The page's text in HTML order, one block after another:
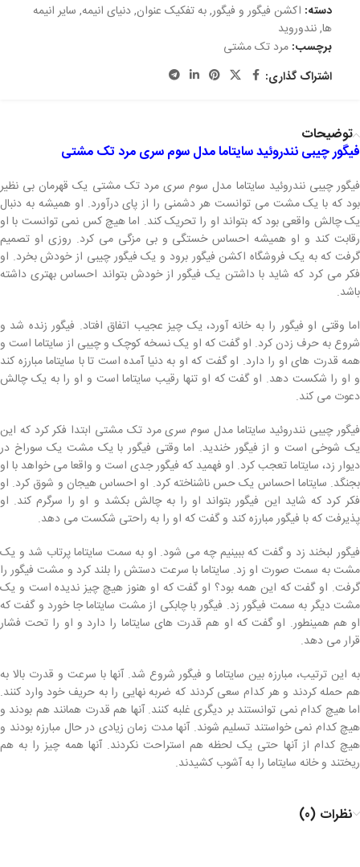
دسته: اکشن فیگور و فیگور,به تفکیک عنوان,دنیای انیمه, سایر انیمه
ها,نندوروید
برچسب: مرد تک مشتی
اشتراک گذاری:
توضیحات
فیگور چیبی نندروئید سایتاما مدل سوم سری مرد تک مشتی
فیگور چیبی نندروئید سایتاما مدل سوم سری مرد تک مشتی یک قهرمان بی نظیر
بود که با یک مشت می توانست هر دشمنی را از پای درآورد. او همیشه به دنبال
یک چالش واقعی بود که بتواند او را تحریک کند. اما هیچ کس نمی توانست با او
رقابت کند و او همیشه احساس خستگی و بی مزگی می کرد. روزی او تصمیم
گرفت که به یک فروشگاه اکشن فیگور برود و یک فیگور چیبی از خودش بخرد. او
فکر می کرد که شاید با داشتن یک فیگور از خودش بتواند احساس بهتری داشته
باشد.
اما وقتی او فیگور را به خانه آورد، یک چیز عجیب اتفاق افتاد. فیگور زنده شد و
شروع به حرف زدن کرد. او گفت که او یک نسخه کوچک و چیبی از سایتاما است و
همه قدرت های او را دارد. او گفت که او به دنیا آمده است تا با سایتاما مبارزه کند
و او را شکست دهد. او گفت که او تنها رقیب سایتاما است و او را به یک چالش
دعوت می کند.
فیگور چیبی نندروئید سایتاما مدل سوم سری مرد تک مشتی ابتدا فکر کرد که این
یک شوخی است و از فیگور خندید. اما وقتی فیگور با یک مشت یک سوراخ در
دیوار زد، سایتاما تعجب کرد. او فهمید که فیگور جدی است و واقعا می خواهد با او
بجنگد. سایتاما احساس یک حس ناشناخته کرد. او احساس هیجان و شوق کرد. او
فکر کرد که شاید این فیگور بتواند او را به چالش بکشد و او را سرگرم کند. او
پذیرفت که با فیگور مبارزه کند و گفت که او را به راحتی شکست می دهد.
فیگور لبخند زد و گفت که ببینیم چه می شود. او به سمت سایتاما پرتاب شد و یک
مشت به سمت صورت او زد. سایتاما با سرعت دستش را بلند کرد و مشت فیگور را
گرفت. او گفت که این همه بود؟ او گفت که او هنوز هیچ چیز ندیده است و یک
مشت دیگر به سمت فیگور زد. فیگور با چابکی از مشت سایتاما جا خورد و گفت که
او هم همینطور. او گفت که او هم قدرت های سایتاما را دارد و او را تحت فشار
قرار می دهد.
به این ترتیب، مبارزه بین سایتاما و فیگور شروع شد. آنها با سرعت و قدرت بالا به
هم حمله کردند و هر کدام سعی کردند که ضربه نهایی را به حریف خود وارد کنند.
اما هیچ کدام نمی توانستند بر دیگری غلبه کنند. آنها هم قدرت همانند هم بودند و
هیچ کدام نمی خواستند تسلیم شوند. آنها مدت زمان زیادی در حال مبارزه بودند و
هیچ کدام از آنها حتی یک لحظه هم استراحت نکردند. آنها همه چیز را به هم
ریختند و خانه سایتاما را به آشوب کشیدند.
نظرات (0)